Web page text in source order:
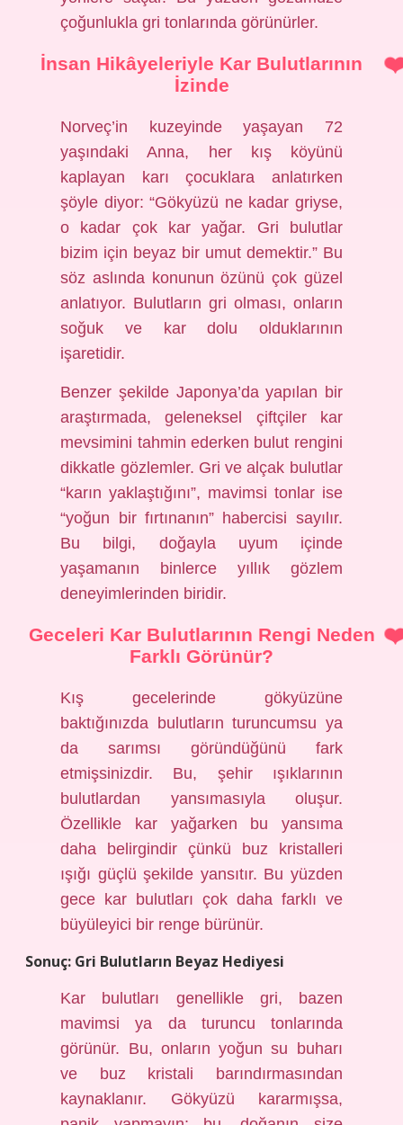
çoğunlukla gri tonlarında görünürler.
İnsan Hikâyeleriyle Kar Bulutlarının
İzinde
Norveç’in kuzeyinde yaşayan 72
yaşındaki Anna, her kış köyünü
kaplayan karı çocuklara anlatırken
şöyle diyor: “Gökyüzü ne kadar griyse,
o kadar çok kar yağar. Gri bulutlar
bizim için beyaz bir umut demektir.” Bu
söz aslında konunun özünü çok güzel
anlatıyor. Bulutların gri olması, onların
soğuk ve kar dolu olduklarının
işaretidir.
Benzer şekilde Japonya’da yapılan bir
araştırmada, geleneksel çiftçiler kar
mevsimini tahmin ederken bulut rengini
dikkatle gözlemler. Gri ve alçak bulutlar
“karın yaklaştığını”, mavimsi tonlar ise
“yoğun bir fırtınanın” habercisi sayılır.
Bu bilgi, doğayla uyum içinde
yaşamanın binlerce yıllık gözlem
deneyimlerinden biridir.
Geceleri Kar Bulutlarının Rengi Neden
Farklı Görünür?
Kış gecelerinde gökyüzüne
baktığınızda bulutların turuncumsu ya
da sarımsı göründüğünü fark
etmişsinizdir. Bu, şehir ışıklarının
bulutlardan yansımasıyla oluşur.
Özellikle kar yağarken bu yansıma
daha belirgindir çünkü buz kristalleri
ışığı güçlü şekilde yansıtır. Bu yüzden
gece kar bulutları çok daha farklı ve
büyüleyici bir renge bürünür.
Sonuç: Gri Bulutların Beyaz Hediyesi
Kar bulutları genellikle gri, bazen
mavimsi ya da turuncu tonlarında
görünür. Bu, onların yoğun su buharı
ve buz kristali barındırmasından
kaynaklanır. Gökyüzü kararmışsa,